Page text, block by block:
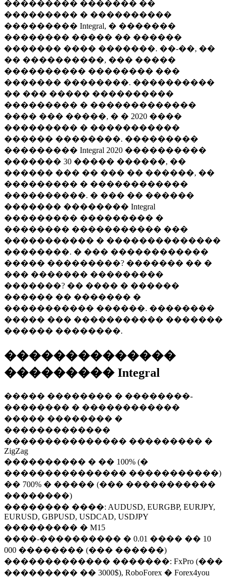
��������� ������� ��
��������� � ����������
��������� Integral, � �������
�������� ����� �� ������
������� ���� �������. ��-��, ��
�� ����������, ��� �����
���������� �������� ���
������� ��������. ����������
�� ��� ����� ����������
��������� � �������������
���� ��� �����, � � 2020 ����
��������� � �����������
������ ��������. ���������
��������� Integral 2020 ����������
������� 30 ����� ������, ��
������ ��� �� ��� �� ������, ��
��������� � ������������
����������. � ��� �� ������
������� �������� Integral
��������� ��������� �
�������� ����������� ���
����������� � ��������������
��������. � ��� ������������
����� ���������? ������� �� �
��� ������� ���������
�������? �� ���� � ������
������ �� ������� �
����������� ������. ��������
����� ��� ����������� �������
������ ��������.
��������������
��������� Integral
����� �������� � ��������-
�������� � ������������
����� �������� �
�������������
��������������� ��������� �
ZigZag
���������� � �� 100% (�
��������������� �����������)
�� 700% � ����� (��� �����������
��������)
�������� ����: AUDUSD, EURGBP, EURJPY,
EURUSD, GBPUSD, USDCAD, USDJPY
��������� � M15
����-���������� � 0.01 ���� �� 10
000 �������� (��� ������)
������������� �������: FxPro (���
��������� �� 3000$), RoboForex � Forex4you